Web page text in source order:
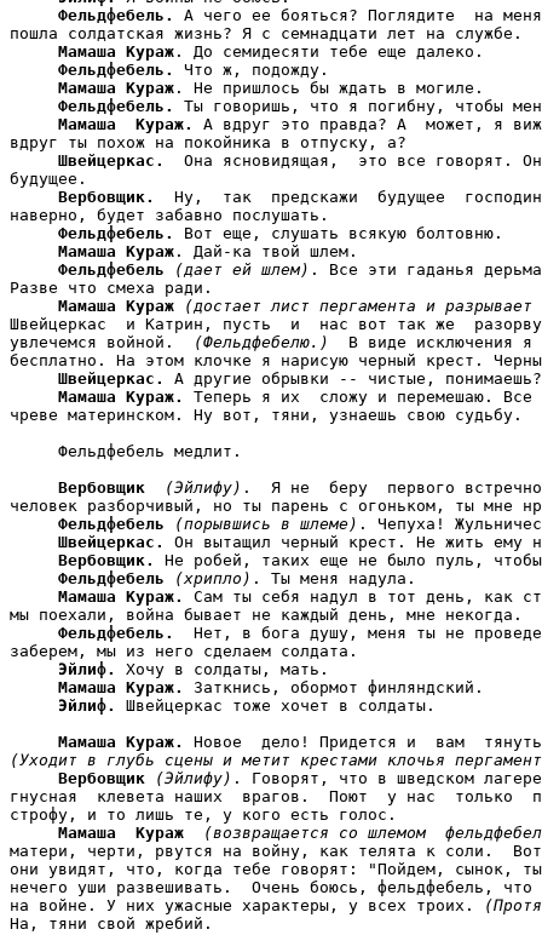
Фельдфебель.
А чего ее бояться? Поглядите  на
пошла солдатская жизнь? Я с семнадцати лет на службе.
Мамаша Кураж . До семидесяти тебе еще далеко.
Фельдфебель.
Что ж, подожду.
Мамаша Кураж . Не пришлось бы ждать в могиле.
Фельдфебель.
Ты говоришь, что я погибну, чтобы
Мамаша  Кураж.
А вдруг это правда? А  может, я
вдруг ты похож на покойника в отпуску, а?
Швейцеркас.
Она ясновидящая,  это все говорят.
будущее.
Вербовщик.
Ну,  так  предскажи  будущее
наверно, будет забавно послушать.
Фельдфебель.
Вот еще, слушать всякую болтовню.
Мамаша Кураж . Дай-ка твой шлем.
Фельдфебель
(дает ей шлем) . Все эти гаданья
Разве что смеха ради.
Мамаша Кураж
(достает лист пергамента и
Швейцеркас  и Катрин, пусть  и  нас вот так же
увлечемся войной.
(Фельдфебелю.)
В виде исключения я
бесплатно. На этом клочке я нарисую черный крест.
Швейцеркас.
А другие обрывки -- чистые, понимаешь?
Мамаша Кураж.
Теперь я их  сложу и перемешаю. Все
чреве материнском. Ну вот, тяни, узнаешь свою судьбу.
     Фельдфебель медлит.
Вербовщик
(Эйлифу) .  Я не  беру  первого
человек разборчивый, но ты парень с огоньком, ты мне
Фельдфебель
(порывшись в шлеме) . Чепуха!
Швейцеркас.
Он вытащил черный крест. Не жить ему
Вербовщик.
Не робей, таких еще не было пуль,
Фельдфебель
(хрипло) . Ты меня надула.
Мамаша Кураж.
Сам ты себя надул в тот день, как
мы поехали, война бывает не каждый день, мне некогда.
Фельдфебель.
Нет, в бога душу, меня ты не
заберем, мы из него сделаем солдата.
Эйлиф.
Хочу в солдаты, мать.
Мамаша Кураж.
Заткнись, обормот финляндский.
Эйлиф.
Швейцеркас тоже хочет в солдаты.
Мамаша Кураж.
(Уходит в глубь сцены и метит крестами клочья
Вербовщик
(Эйлифу) . Говорят, что в шведском
гнусная  клевета наших  врагов.  Поют  у нас  только
строфу, и то лишь те, у кого есть голос.
Мамаша  Кураж
(возвращается со шлемом
матери, черти, рвутся на войну, как телята к соли.
они увидят, что, когда тебе говорят: "Пойдем, сынок,
нечего уши развешивать.  Очень боюсь, фельдфебель,
на войне. У них ужасные характеры, у всех троих.
На, тяни свой жребий.